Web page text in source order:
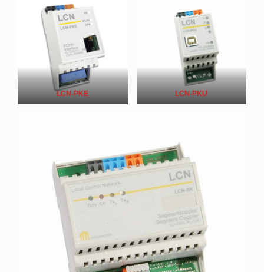
LCN-PKE LCN-PKU